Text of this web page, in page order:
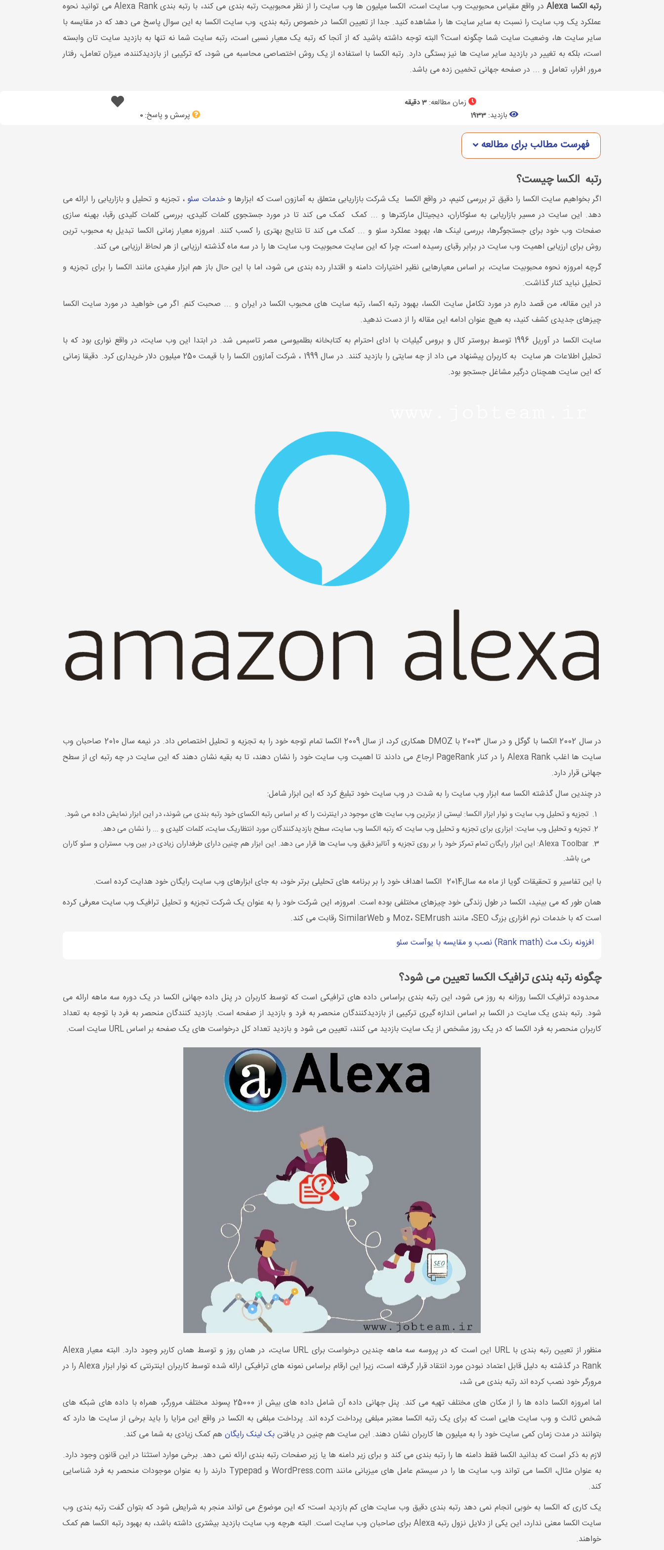
رتبه الکسا Alexa
در واقع مقیاس محبوبیت وب سایت است، الکسا میلیون ها وب سایت را از نظر محبوبیت رتبه بندی می کند، با رتبه بندی Alexa Rank می توانید نحوه
عملکرد یک وب سایت را نسبت به سایر سایت ها را مشاهده کنید. جدا از تعیین الکسا در خصوص رتبه بندی، وب سایت الکسا به این سوال پاسخ می دهد که در مقایسه با
سایر سایت ها، وضعیت سایت شما چگونه است؟ البته توجه داشته باشید که از آنجا که رتبه یک معیار نسبی است، رتبه سایت شما نه تنها به بازدید سایت تان وابسته
است، بلکه به تغییر در بازدید سایر سایت ها نیز بستگی دارد. رتبه الکسا با استفاده از یک روش اختصاصی محاسبه می شود، که ترکیبی از بازدیدکننده، میزان تعامل، رفتار
مرور افرار، تعامل و ... در صفحه جهانی تخمین زده می باشد.
زمان مطالعه:3 دقیقه
بازدید: 1933 پرسش و پاسخ:0
فهرست مطالب برای مطالعه
رتبه الکسا چیست؟
اگر بخواهیم سایت الکسا را دقیق تر بررسی کنیم، در واقع الکسا یک شرکت بازاریابی متعلق به آمازون است که ابزارها وخدمات سئو ، تجزیه و تحلیل و بازاریابی را ارائه می
دهد. این سایت در مسیر بازاریابی به سئوکاران، دیجیتال مارکترها و ... کمک کمک می کند تا در مورد جستجوی کلمات کلیدی، بررسی کلمات کلیدی رقبا، بهینه سازی
صفحات وب خود برای جستجوگرها، بررسی لینک ها، بهبود عملکرد سئو و ... کمک می کند تا نتایج بهتری را کسب کنند. امروزه معیار زمانی الکسا تبدیل به محبوب ترین
روش برای ارزیابی اهمیت وب سایت در برابر رقبای رسیده است، چرا که این سایت محبوبیت وب سایت ها را در سه ماه گذشته ارزیابی از هر لحاظ ارزیابی می کند.
گرچه امروزه نحوه محبوبیت سایت، بر اساس معیارهایی نظیر اختیارات دامنه و اقتدار رده بندی می شود، اما با این حال باز هم ابزار مفیدی مانند الکسا را برای تجزیه و
تحلیل نباید کنار گذاشت.
در این مقاله، من قصد دارم در مورد تکامل سایت الکسا، بهبود رتبه اکسا، رتبه سایت های محبوب الکسا در ایران و ... صحبت کنم. اگر می خواهید در مورد سایت الکسا
چیزهای جدیدی کشف کنید، به هیچ عنوان ادامه این مقاله را از دست ندهید.
سایت الکسا در آوریل 1996 توسط بروستر کال و بروس گیلیات با ادای احترام به کتابخانه بطلمیوسی مصر تاسیس شد. در ابتدا این وب سایت، در واقع نواری بود که با
تحلیل اطلاعات هر سایت به کاربران پیشنهاد می داد از چه سایتی را بازدید کنند. در سال 1999 ، شرکت آمازون الکسا را ​​با قیمت 250 میلیون دلار خریداری کرد. دقیقا زمانی
که این سایت همچنان درگیر مشاغل جستجو بود.
در سال 2002 الکسا با گوگل و در سال 2003 با DMOZ همکاری کرد، از سال 2009 الکسا تمام توجه خود را به تجزیه و تحلیل اختصاص داد. در نیمه سال 2010 صاحبان وب
سایت ها اغلب Alexa Rank را در کنار PageRank ارجاع می دادند تا اهمیت وب سایت خود را نشان دهند، تا به بقیه نشان دهند که این سایت در چه رتبه ای از سطح
جهانی قرار دارد.
در چندین سال گذشته الکسا سه ابزار وب سایت را به شدت در وب سایت خود تبلیغ کرد که این ابزار شامل:
تجزیه و تحلیل وب سایت و نوار ابزار الکسا: لیستی از برترین وب سایت های موجود در اینترنت را که بر اساس رتبه الکسای خود رتبه بندی می شوند، در این ابزار نمایش داده می شود.
تجزیه و تحلیل وب سایت: ابزاری برای تجزیه و تحلیل وب سایت که رتبه الکسا وب سایت، سطح بازدیدکنندگان مورد انتظاریک سایت، کلمات کلیدی و ... را نشان می دهد.
Alexa Toolbar: این ابزار رایگان تمام تمرکز خود را بر روی تجزیه و آنالیز دقیق وب سایت ها قرار می دهد. این ابزار هم چنین دارای طرفداران زیادی در بین وب مستران و سئو کاران
می باشد.
با این تفاسیر و تحقیقات گویا از ماه مه سال2014 الکسا اهداف خود را بر برنامه های تحلیلی برتر خود، به جای ابزارهای وب سایت رایگان خود هدایت کرده است.
همان طور که می بینید، الکسا در طول زندگی خود چیزهای مختلفی بوده است. امروزه، این شرکت خود را به عنوان یک شرکت تجزیه و تحلیل ترافیک وب سایت معرفی کرده
است که با خدمات نرم افزاری بزرگ SEO، مانند Moz، SEMrush و SimilarWeb رقابت می کند.
افزونه رنک مث (Rank math) نصب و مقایسه با یوآست سئو
چگونه رتبه بندی ترافیک الکسا تعیین می شود؟
محدوده ترافیک الکسا روزانه به روز می شود، این رتبه بندی براساس داده های ترافیکی است که توسط کاربران در پنل داده جهانی الکسا در یک دوره سه ماهه ارائه می
شود. رتبه بندی یک سایت در الکسا بر اساس اندازه گیری ترکیبی از بازدیدکنندگان منحصر به فرد و بازدید از صفحه است. بازدید کنندگان منحصر به فرد با توجه به تعداد
کاربران منحصر به فرد الکسا که در یک روز مشخص از یک سایت بازدید می کنند، تعیین می شود و بازدید تعداد کل درخواست های یک صفحه بر اساس URL سایت است.
منظور از تعیین رتبه بندی با URL این است که در پروسه سه ماهه چندین درخواست برای URL سایت، در همان روز و توسط همان کاربر وجود دارد. البته معیار Alexa
Rank در گذشته به دلیل قابل اعتماد نبودن مورد انتقاد قرار گرفته است، زیرا این ارقام براساس نمونه های ترافیکی ارائه شده توسط کاربران اینترنتی که نوار ابزار Alexa را در
مرورگر خود نصب کرده اند رتبه بندی می شد،
اما امروزه الکسا داده ها را از مکان های مختلف تهیه می کند. پنل جهانی داده آن شامل داده های بیش از 25000 پسوند مختلف مرورگر، همراه با داده های شبکه های
شخص ثالث و وب سایت هایی است که برای یک رتبه الکسا معتبر مبلغی پرداخت کرده اند. پرداخت مبلغی به الکسا در واقع این مزایا را باید برخی از سایت ها دارد که
بتوانند در مدت زمان کمی سایت خود را به میلیون ها کاربران نشان دهند. این سایت هم چنین در یافتنبک لینک رایگان هم کمک زیادی به شما می کند.
لازم به ذکر است که بدانید الکسا فقط دامنه ها را رتبه بندی می کند و برای زیر دامنه ها یا زیر صفحات رتبه بندی ارائه نمی دهد. برخی موارد استثنا در این قانون وجود دارد.
به عنوان مثال، الکسا می تواند وب سایت ها را در سیستم عامل های میزبانی مانند WordPress.com و Typepad دارند را به عنوان موجودات منحصر به فرد شناسایی
کند.
یک کاری که الکسا به خوبی انجام نمی دهد رتبه بندی دقیق وب سایت های کم بازدید است؛ که این موضوع می تواند منجر به شرایطی شود که بتوان گفت رتبه بندی وب
سایت الکسا معنی ندارد، این یکی از دلایل نزول رتبه Alexa برای صاحبان وب سایت است. البته هرچه وب سایت بازدید بیشتری داشته باشد، به بهبود رتبه الکسا هم کمک
خواهند.